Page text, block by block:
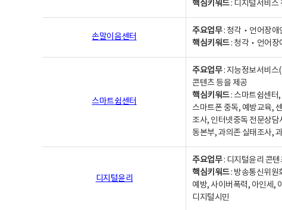
핵심키워드: 디지털서비스
손말이음센터
주요업무: 청각‧언어장애
핵심키워드: 청각‧언어장
스마트쉼센터
주요업무: 지능정보서비스
콘텐츠 등을 제공
핵심키워드: 스마트쉼센터
스마트폰 중독, 예방교육,
조사, 인터넷중독 전문상
동본부, 과의존 실태조사,
디지털윤리
주요업무: 디지털윤리 콘텐
핵심키워드: 방송통신위원
예방, 사이버폭력, 아인세,
디지털시민